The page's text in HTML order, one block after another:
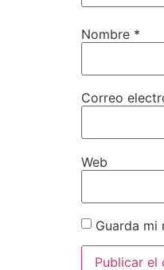
Nombre *
Correo
Web
Guarda